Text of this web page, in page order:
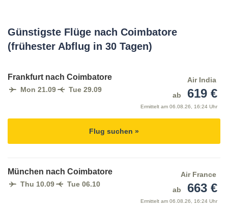
Günstigste Flüge nach Coimbatore
(frühester Abflug in 30 Tagen)
Frankfurt nach Coimbatore
Mon 21.09 Tue 29.09
Air India
ab
619 €
Ermittelt am 06.08.26, 16:24 Uhr
Flug suchen »
München nach Coimbatore
Thu 10.09 Tue 06.10
Air France
ab
663 €
Ermittelt am 06.08.26, 16:24 Uhr